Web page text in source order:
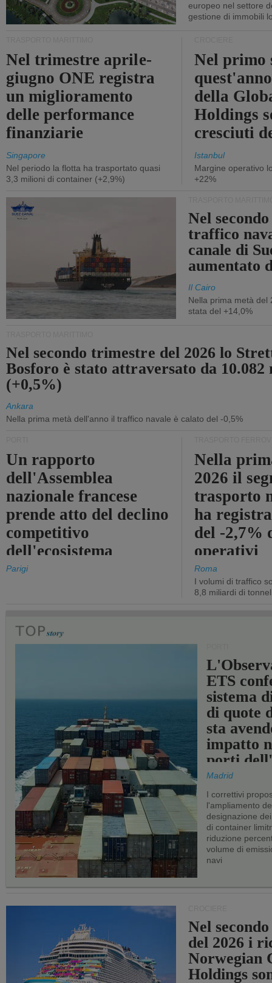
europeo nel settore
gestione di immobili
Nel trimestre aprile-
giugno ONE registra
un miglioramento
delle performance
finanziarie
Singapore
Nel periodo la flotta ha trasportato quasi
3,3 milioni di container (+2,9%)
Nel primo
della
Holdings
cresciuti
Istanbul
Margine operativo
+22%
Nel
traffico
canale di
aumentato
Il Cairo
Nella prima metà del
stata del +14,0%
Nel secondo trimestre del 2026 lo
Bosforo è stato attraversato da 10.082
(+0,5%)
Ankara
Nella prima metà dell'anno il traffico navale è calato del -0,5%
Un rapporto
dell'Assemblea
nazionale francese
prende atto del declino
competitivo
dell'ecosistema
portuale statale
Parigi
Nella
2026 il
trasporto
ha
del -2,7%
operativi
Roma
I volumi di traffico
8,8 miliardi di
ETS
sistema
di quote
sta
impatto
porti
Madrid
I correttivi
l'ampliamento
designazione
di container
riduzione
volume di
navi
Nel
del 2026 i
Norwegian
Holdings